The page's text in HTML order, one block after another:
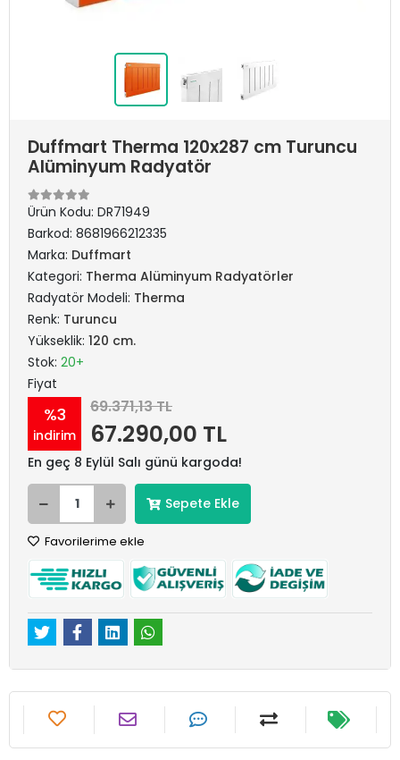
Duffmart Therma 120x287 cm Turuncu
Alüminyum Radyatör
Ürün Kodu: DR71949
Barkod: 8681966212335
Marka: Duffmart
Kategori: Therma Alüminyum Radyatörler
Radyatör Modeli: Therma
Renk: Turuncu
Yükseklik: 120 cm.
Stok: 20+
Fiyat
%3
indirim
69.371,13 TL
67.290,00 TL
En geç 8 Eylül Salı günü kargoda!
Sepete Ekle
Favorilerime ekle